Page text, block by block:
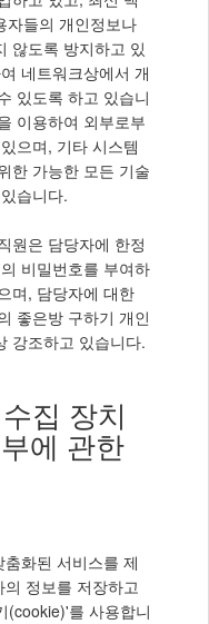
자들의 개인정보나
않도록 방지하고 있
네트워크상에서 개
있도록 하고 있습니
이용하여 외부로부
으며, 기타 시스템
한 가능한 모든 기술
습니다.
원은 담당자에 한정
비밀번호를 부여하
며, 담당자에 대한
좋은방 구하기 개인
강조하고 있습니다.
집 장치
에 관한
화된 서비스를 제
정보를 저장하고
(cookie)'를 사용합니